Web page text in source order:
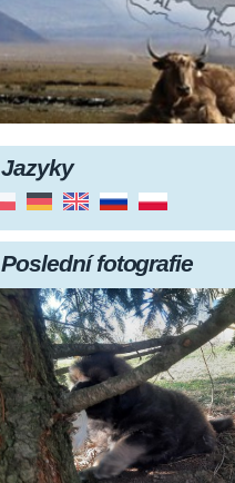
Jazyky
Poslední fotografie